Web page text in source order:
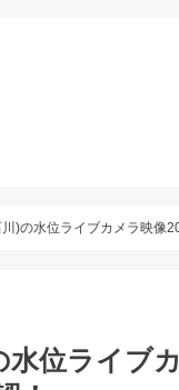
)の水位ライブカメラ映像
水位ライブ